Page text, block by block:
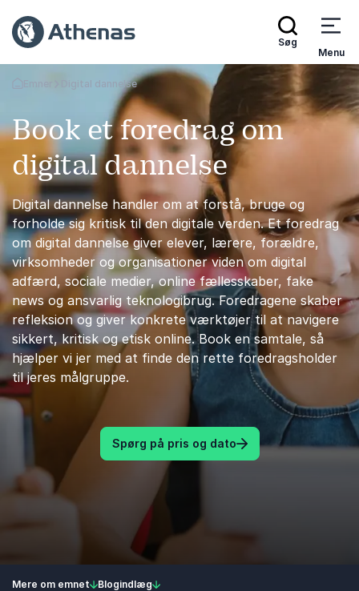
Søg
Menu
Tilbage til forsidenDigital dannelse
Book et foredrag om
digital dannelse
Digital dannelse handler om at forstå, bruge og
forholde sig kritisk til den digitale verden. Et foredrag
om digital dannelse giver elever, lærere, forældre,
virksomheder og organisationer viden om digital
adfærd, sociale medier, online fællesskaber, fake
news og ansvarlig teknologibrug. Foredragene skaber
refleksion og giver konkrete værktøjer til at navigere
sikkert, kritisk og etisk online. Book en samtale, så
hjælper vi jer med at finde den rette foredragsholder
til jeres målgruppe.
Spørg på pris og dato
Mere om emnet Blogindlæg